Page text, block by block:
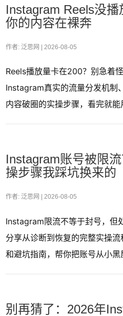
Instagram Reels没
你的内容在裸奔
作者: 泛思网 | 2026-08-05
Reels播放量卡在200？别急着
Instagram真实的流量分发机制
内容破圈的实操步骤，看完就能
Instagram账号被限
操步骤我踩坑换来的
作者: 泛思网 | 2026-08-05
Instagram限流不等于封号，但
分享从诊断到恢复的完整实操
和避坑指南，帮你把账号从小黑
别再猜了：2026年